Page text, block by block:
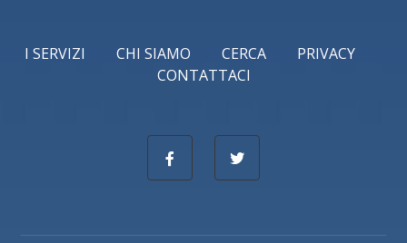
I SERVIZI CHI SIAMO CERCA
PRIVACY
CONTATTACI